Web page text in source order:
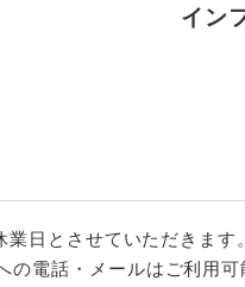
イン
日とさせていただきます。
電話・メールはご利用可